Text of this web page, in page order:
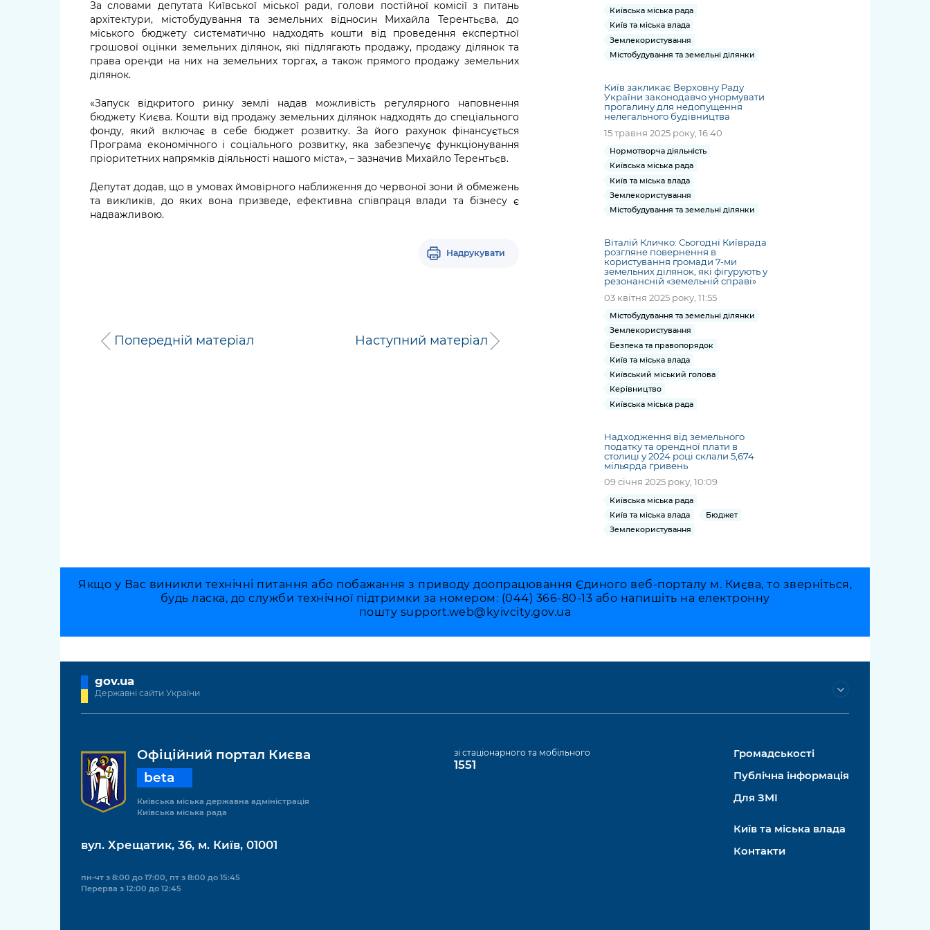
За словами депутата Київської міської ради, голови постійної комісії з питань
архітектури, містобудування та земельних відносин Михайла Терентьєва, до
міського бюджету систематично надходять кошти від проведення експертної
грошової оцінки земельних ділянок, які підлягають продажу, продажу ділянок та
права оренди на них на земельних торгах, а також прямого продажу земельних
ділянок.
«Запуск відкритого ринку землі надав можливість регулярного наповнення
бюджету Києва. Кошти від продажу земельних ділянок надходять до спеціального
фонду, який включає в себе бюджет розвитку. За його рахунок фінансується
Програма економічного і соціального розвитку, яка забезпечує функціонування
пріоритетних напрямків діяльності нашого міста», – зазначив Михайло Терентьєв.
Депутат додав, що в умовах ймовірного наближення до червоної зони й обмежень
та викликів, до яких вона призведе, ефективна співпраця влади та бізнесу є
надважливою.
Надрукувати
Попередній матеріал Наступний матеріал
Київська міська рада
Київ та міська влада
Землекористування
Містобудування та земельні ділянки
Київ закликає Верховну Раду
України законодавчо унормувати
прогалину для недопущення
нелегального будівництва
15 травня 2025 року, 16:40
Нормотворча діяльність
Київська міська рада
Київ та міська влада
Землекористування
Містобудування та земельні ділянки
Віталій Кличко: Сьогодні Київрада
розгляне повернення в
користування громади 7-ми
земельних ділянок, які фігурують у
резонансній «земельній справі»
03 квітня 2025 року, 11:55
Містобудування та земельні ділянки
Землекористування
Безпека та правопорядок
Київ та міська влада
Київський міський голова
Керівництво
Київська міська рада
Надходження від земельного
податку та орендної плати в
столиці у 2024 році склали 5,674
мільярда гривень
09 січня 2025 року, 10:09
Київська міська рада
Київ та міська влада
Бюджет
Землекористування
Якщо у Вас виникли технічні питання або побажання з приводу доопрацювання Єдиного веб-порталу м. Києва, то зверніться,
будь ласка, до служби технічної підтримки за номером: (044) 366-80-13 або напишіть на електронну
пошту support.web@kyivcity.gov.ua
gov.ua
Державні сайти України
Офіційний портал Києва
beta
Київська міська державна адміністрація
Київська міська рада
вул. Хрещатик, 36, м. Київ, 01001
пн-чт з 8:00 до 17:00, пт з 8:00 до 15:45
Перерва з 12:00 до 12:45
зі стаціонарного та мобільного
1551
Громадськості
Публічна інформація
Для ЗМІ
Київ та міська влада
Контакти